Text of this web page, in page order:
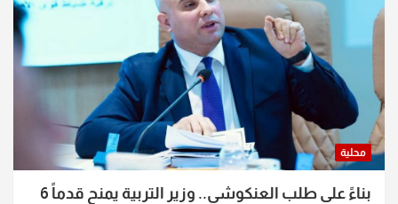
محلية
بناءً على طلب العنكوشي.. وزير التربية يمنح قدماً 6